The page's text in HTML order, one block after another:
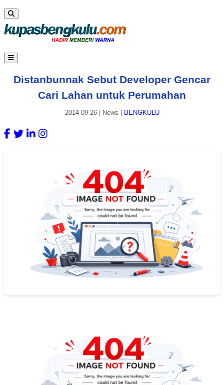
Distanbunnak Sebut Developer Gencar
Cari Lahan untuk Perumahan
2014-09-26| News BENGKULU